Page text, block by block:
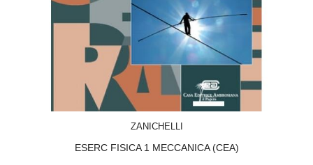
ZANICHELLI
ESERC FISICA 1 MECCANICA (CEA)